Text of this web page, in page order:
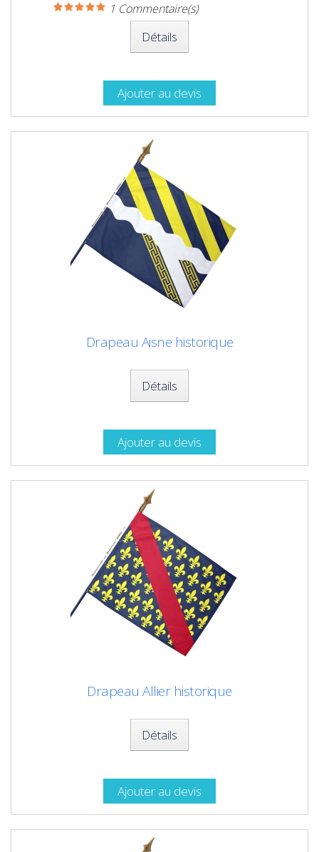
1 Commentaire(s)
Détails
Ajouter au devis
Drapeau Aisne historique
Détails
Ajouter au devis
Drapeau Allier historique
Détails
Ajouter au devis